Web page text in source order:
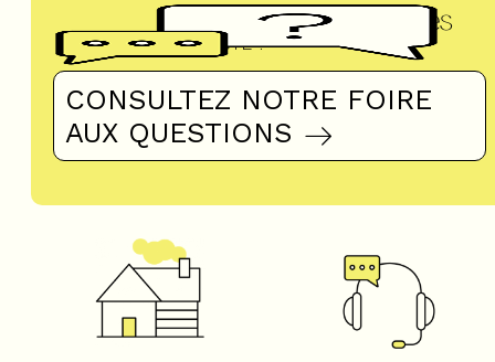
Questions fréquentes
UN DOUTE ?
CONSULTEZ NOTRE FOIRE
AUX QUESTIONS